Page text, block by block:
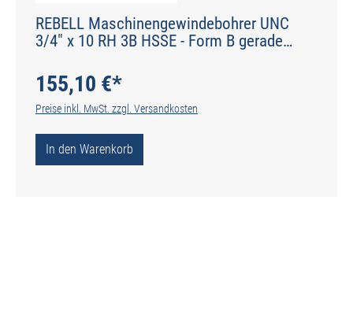
REBELL Maschinengewindebohrer UNC
3/4" x 10 RH 3B HSSE - Form B gerade
155,10 €*
Preise inkl. MwSt. zzgl. Versandkosten
In den Warenkorb